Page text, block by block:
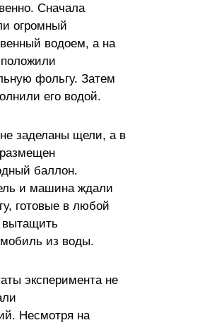
Сначала
огромный
водоем, а на
фольгу. Затем
его водой.
заделаны щели, а в
баллон.
и машина ждали
готовые в любой
из воды.
эксперимента не
Несмотря на